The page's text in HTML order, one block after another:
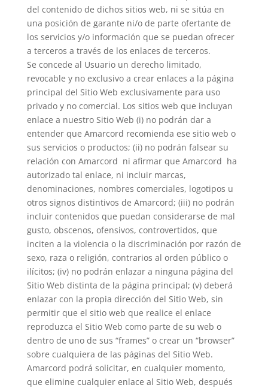
del contenido de dichos sitios web, ni se sitúa en
una posición de garante ni/o de parte ofertante de
los servicios y/o información que se puedan ofrecer
a terceros a través de los enlaces de terceros.
Se concede al Usuario un derecho limitado,
revocable y no exclusivo a crear enlaces a la página
principal del Sitio Web exclusivamente para uso
privado y no comercial. Los sitios web que incluyan
enlace a nuestro Sitio Web (i) no podrán dar a
entender que Amarcord recomienda ese sitio web o
sus servicios o productos; (ii) no podrán falsear su
relación con Amarcord ni afirmar que Amarcord ha
autorizado tal enlace, ni incluir marcas,
denominaciones, nombres comerciales, logotipos u
otros signos distintivos de Amarcord; (iii) no podrán
incluir contenidos que puedan considerarse de mal
gusto, obscenos, ofensivos, controvertidos, que
inciten a la violencia o la discriminación por razón de
sexo, raza o religión, contrarios al orden público o
ilícitos; (iv) no podrán enlazar a ninguna página del
Sitio Web distinta de la página principal; (v) deberá
enlazar con la propia dirección del Sitio Web, sin
permitir que el sitio web que realice el enlace
reproduzca el Sitio Web como parte de su web o
dentro de uno de sus “frames” o crear un “browser”
sobre cualquiera de las páginas del Sitio Web.
Amarcord podrá solicitar, en cualquier momento,
que elimine cualquier enlace al Sitio Web, después